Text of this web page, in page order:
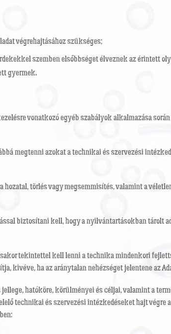
végrehajtásához szükséges;
szemben elsőbbséget élveznek az érintett
gyermek.
vonatkozó egyéb szabályok alkalmazása
megtenni azokat a technikai és szervezési
törlés vagy megsemmisítés, valamint a
biztosítani kell, hogy a nyilvántartásokban tárolt
tekintettel kell lenni a technika mindenkori
kivéve, ha az aránytalan nehézséget jelentene az
hatóköre, körülményei és céljai, valamint a
technikai és szervezési intézkedéseket hajt végre